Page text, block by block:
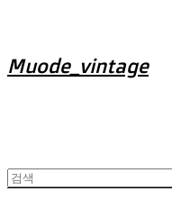
Muode_vintage